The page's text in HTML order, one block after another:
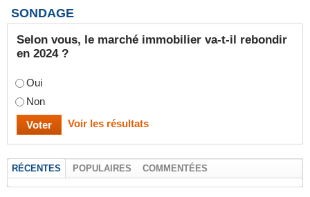
SONDAGE
Selon vous, le marché immobilier va-t-il rebondir
en 2024 ?
Oui
Non
Voir les résultats
RÉCENTES POPULAIRES COMMENTÉES